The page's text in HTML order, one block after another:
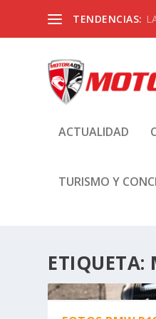
TENDENCIAS:
ACTUALIDAD
TURISMO Y
ETIQUETA: